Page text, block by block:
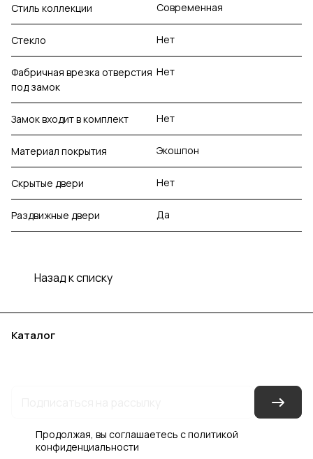
Стиль коллекции Современная
Стекло Нет
Фабричная врезка отверстия
под замок
Нет
Замок входит в комплект Нет
Материал покрытия Экошпон
Скрытые двери Нет
Раздвижные двери Да
Назад к списку
Каталог
Продолжая, вы соглашаетесь сполитикой
конфиденциальности